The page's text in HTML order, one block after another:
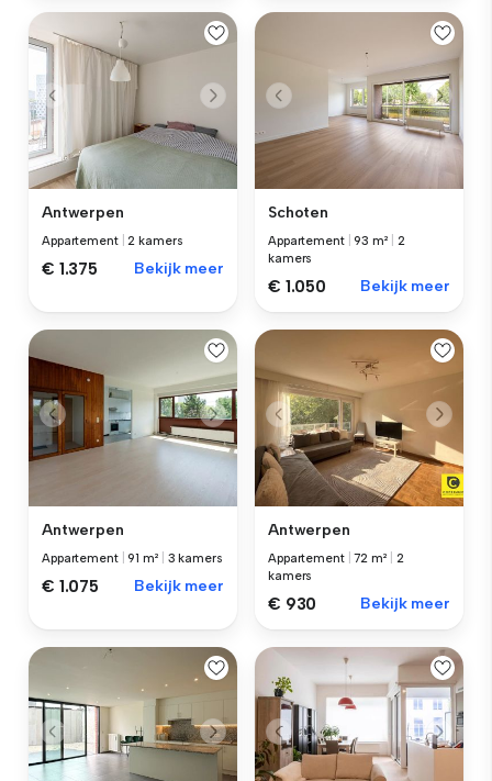
Antwerpen
Appartement |2 kamers
€ 1.375 Bekijk meer
Schoten
Appartement |93 m²
2
kamers
€ 1.050 Bekijk meer
Antwerpen
Appartement |91 m² 3 kamers
€ 1.075 Bekijk meer
Antwerpen
Appartement |72 m²
2
kamers
€ 930 Bekijk meer